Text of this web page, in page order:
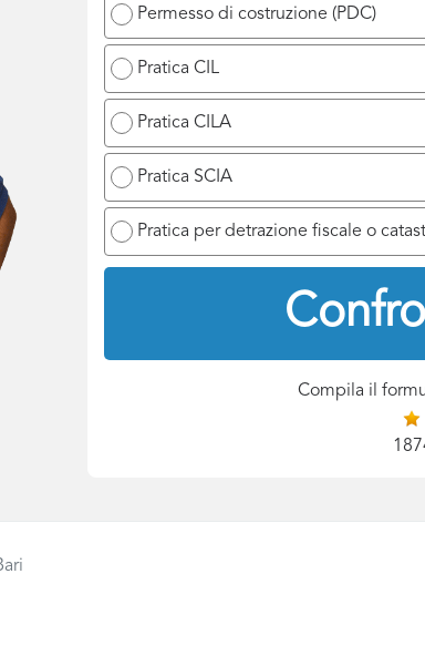
Permesso di costruzione (PDC)
Pratica CIL
Pratica CILA
Pratica SCIA
Pratica per detrazione fiscale o
Compila il